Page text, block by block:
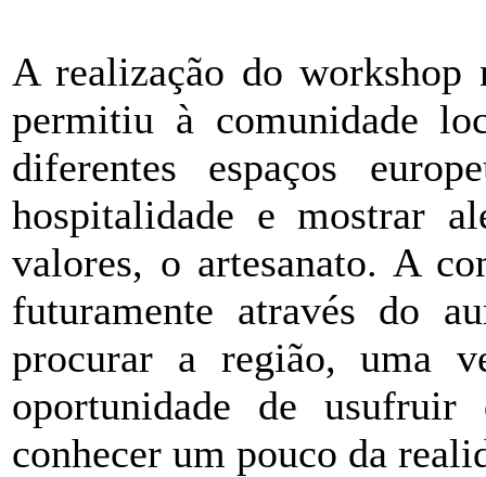
A realização do
permitiu à comunidade
diferentes espaços
hospitalidade e mostrar
valores, o artesanato. A
futuramente através do
procurar a região, uma
oportunidade de
conhecer um pouco da